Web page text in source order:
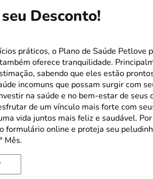
Desconto!
práticos, o Plano de Saúde Petlove
oferece tranquilidade.
sabendo que eles estão
incomuns que possam surgir com
na saúde e no bem-estar de seus
de um vínculo mais forte com
vida juntos mais feliz e saudável.
formulário online e proteja seu
Mês.